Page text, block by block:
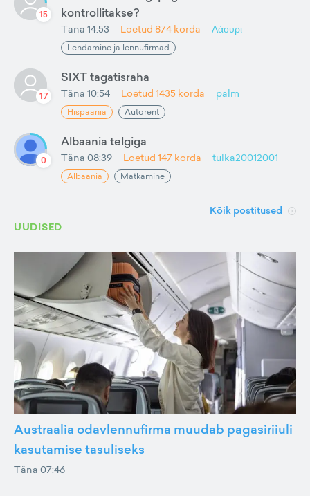
15
kontrollitakse?
Täna 14:53 Loetud 874 korda Λάουρι
Lendamine ja lennufirmad
17
SIXT tagatisraha
Täna 10:54 Loetud 1435 korda palm
Hispaania Autorent
0
Albaania telgiga
Täna 08:39 Loetud 147 korda tulka20012001
Albaania Matkamine
Kõik postitused
UUDISED
Austraalia odavlennufirma muudab pagasiriiuli
kasutamise tasuliseks
Täna 07:46